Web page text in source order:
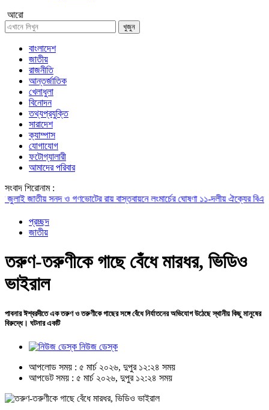
আরো
খুজুন
বাংলাদেশ
জাতীয়
রাজনীতি
আন্তর্জাতিক
খেলাধুলা
বিনোদন
তথ্যপ্রযুক্তি
সারাদেশ
ক্যাম্পাস
যোগাযোগ
ফটোগ্যালারী
আমাদের পরিবার
সংবাদ শিরোনাম :
জাতীয় সনদ ও গণভোটের রায় বাস্তবায়নে লংমার্চের ঘোষণা ১১-দলীয় ঐক্যেরবিএনপির
প্রচ্ছদ
জাতীয়
তরুণ-তরুণীকে গাছে বেঁধে মারধর, ভিডিও
ভাইরাল
পাবনার ঈশ্বরদীতে এক তরুণ ও তরুণীকে গাছের সঙ্গে বেঁধে নির্যাতনের অভিযোগ উঠেছে স্থানীয় কিছু মানুষের
বিরুদ্ধে। ঘটনার একটি
নিউজ ডেস্ক
আপলোড সময় : ৫ মার্চ ২০২৬, দুপুর ১২:২৪ সময়
আপডেট সময় : ৫ মার্চ ২০২৬, দুপুর ১২:২৪ সময়